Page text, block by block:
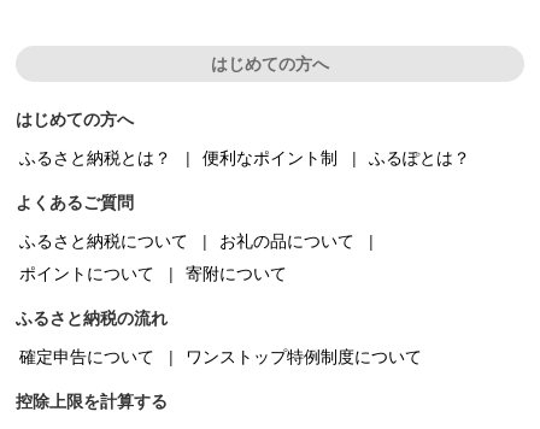
はじめての方へ
はじめての方へ
ふるさと納税とは？
便利なポイント制 ふるぽとは？
よくあるご質問
ふるさと納税について
お礼の品について
ポイントについて
寄附について
ふるさと納税の流れ
確定申告について
ワンストップ特例制度について
控除上限を計算する